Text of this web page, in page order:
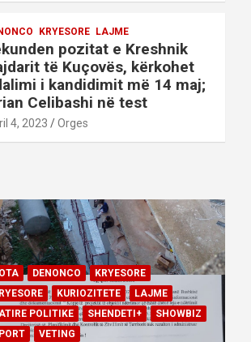
KRYESORE LAJME
pozitat e Kreshnik
të Kuçovës, kërkohet
i kandidimit më 14 maj;
Celibashi në test
4, 2023 Orges
DENONCO
KRYESORE
KURIOZITETE
LAJME
POLITIKE
SHENDETI+
SHOWBIZ
VETING